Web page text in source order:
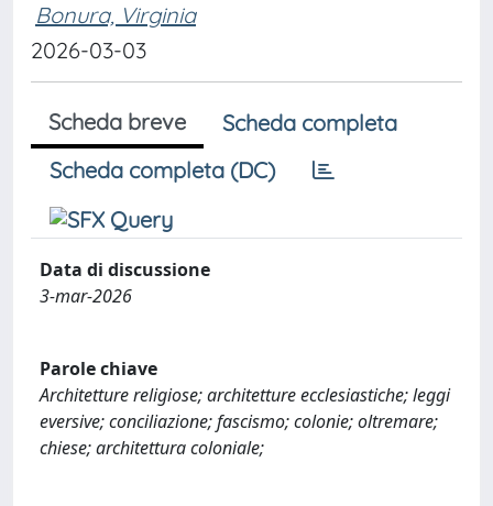
Bonura, Virginia
2026-03-03
Scheda breve
Scheda completa
Scheda completa (DC)
Data di discussione
3-mar-2026
Parole chiave
Architetture religiose; architetture ecclesiastiche; leggi
eversive; conciliazione; fascismo; colonie; oltremare;
chiese; architettura coloniale;